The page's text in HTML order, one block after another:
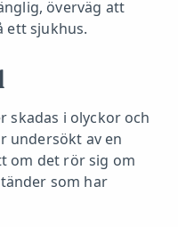
överväg att
ett sjukhus.
skadas i olyckor och
undersökt av en
om det rör sig om
som har